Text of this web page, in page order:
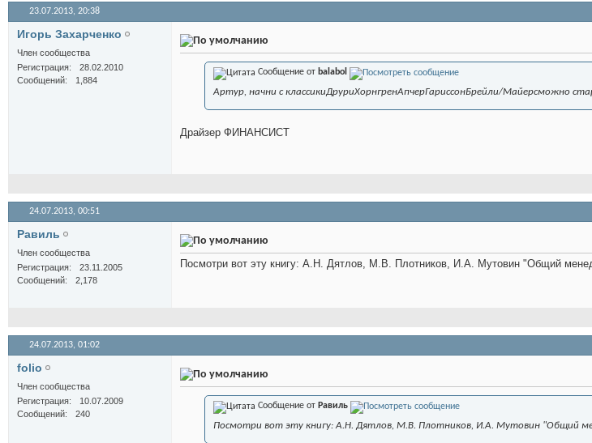
23.07.2013, 20:38
Игорь Захарченко
Член сообщества
Регистрация
28.02.2010
Сообщений
1,884
Сообщение от balabol
Артур, начни с классикиДруриХорнгренАпчерГариссонБрейли/Майерсможно
Драйзер ФИНАНСИСТ
24.07.2013, 00:51
Равиль
Член сообщества
Регистрация
23.11.2005
Сообщений
2,178
Посмотри вот эту книгу: А.Н. Дятлов, М.В. Плотников, И.А. Мутовин "Общий
24.07.2013, 01:02
folio
Член сообщества
Регистрация
10.07.2009
Сообщений
240
Сообщение от Равиль
Посмотри вот эту книгу: А.Н. Дятлов, М.В. Плотников, И.А. Мутовин "Общий